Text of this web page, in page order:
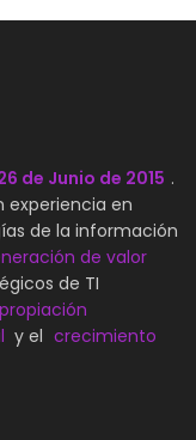
de Junio de 2015 .
en
de la información
de valor
de TI
y el crecimiento